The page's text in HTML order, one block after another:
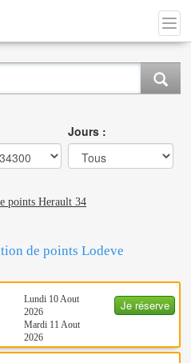
Jours :
points Herault 34
de points Lodeve
Je réserve
Lundi 10 Aout
2026
Mardi 11 Aout
2026